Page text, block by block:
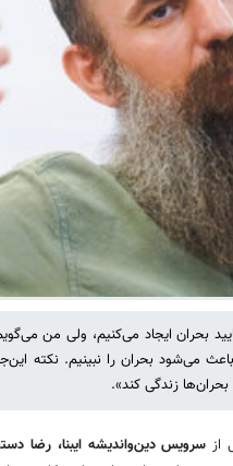
بحران ایجاد می‌کنیم، ولی من
می‌شود بحران را نبینیم. نکته
بحران‌ها زندگی کند».
از سرویس دین‌واندیشه ایبنا، رضا